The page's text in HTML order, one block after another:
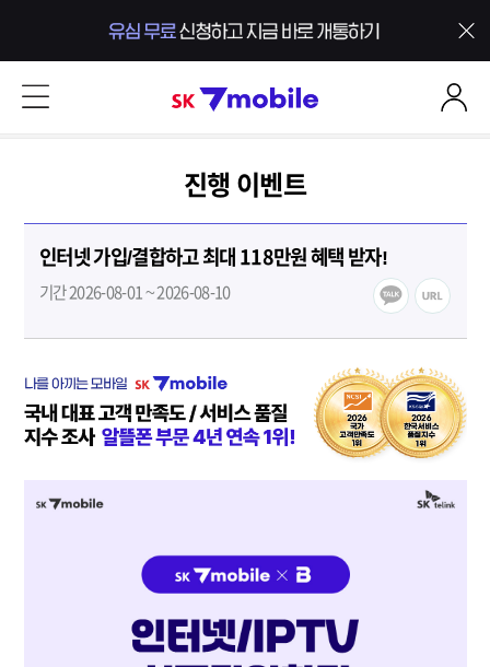
SK 7mobile
진행 이벤트
인터넷 가입/결합하고 최대 118만원 혜택 받자!
기간 2026-08-01 ~ 2026-08-10